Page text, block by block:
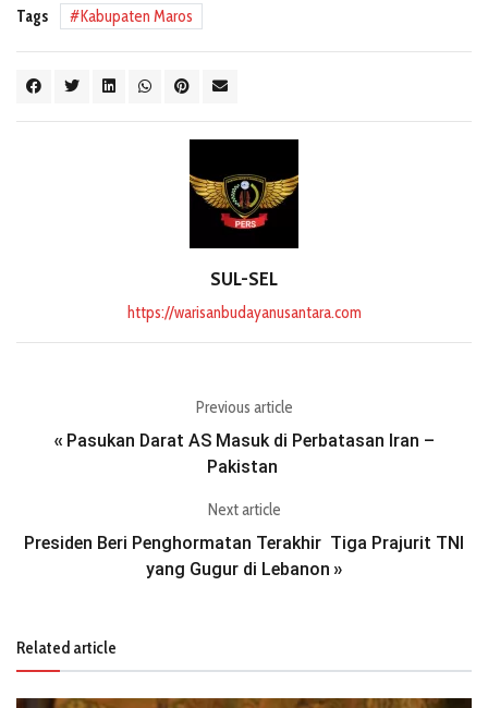
Tags Kabupaten Maros
SUL-SEL
https://warisanbudayanusantara.com
Previous article
« Pasukan Darat AS Masuk di Perbatasan Iran –
Pakistan
Next article
Presiden Beri Penghormatan Terakhir Tiga Prajurit TNI
yang Gugur di Lebanon »
Related article